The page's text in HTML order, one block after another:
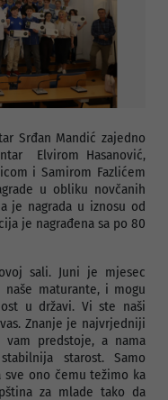
Srđan Mandić zajedno
Elvirom Hasanović,
i Samirom Fazlićem
u obliku novčanih
je nagrada u iznosu od
je nagrađena sa po 80
sali. Juni je mjesec
maturante, i mogu
u državi. Vi ste naši
Znanje je najvrjedniji
predstoje, a nama
starost. Samo
sve ono čemu težimo ka
za mlade tako da